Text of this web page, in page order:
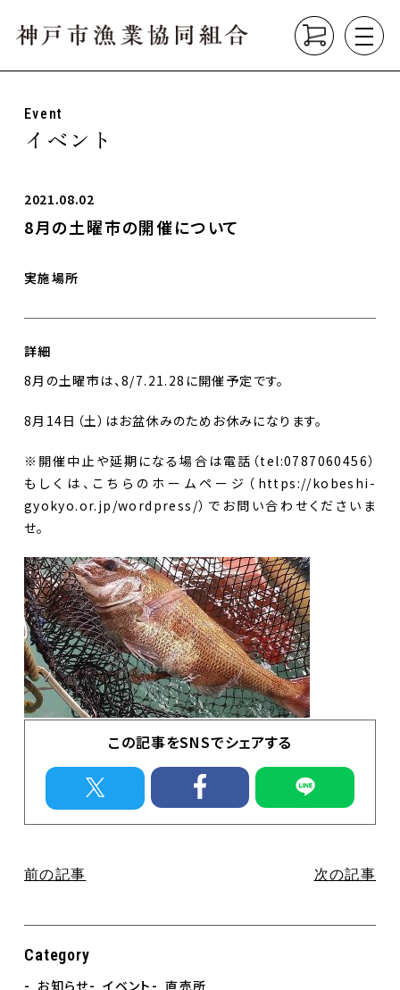
About
Product こだわり商品
垂水漁港食堂
News
お知らせ
直売所のお知らせ
Contact
お問合せ
個人情報保護方針
Event
イベント
2021.08.02
8月の土曜市の開催について
実施場所
詳細
8月の土曜市は、8/7.21.28に開催予定です。
8月14日（土）はお盆休みのためお休みになります。
※開催中止や延期になる場合は電話（tel:0787060456）
もしくは、こちらのホームページ（https://kobeshi-
gyokyo.or.jp/wordpress/）でお問い合わせくださいま
せ。
この記事をSNSでシェアする
前の記事 次の記事
Category
お知らせ イベント 直売所